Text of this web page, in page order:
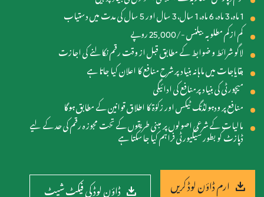
1 ماہ، 3 ماہ، 6 ماہ، 1 سال، 3 سال اور 5 سال کی مدت میں دستیاب
کم ازکم مطلوبہ بیلنس -/25,000 روپے
لاگو شرائط و ضوابط کے مطابق قبل از وقت رقم نکالنے کی اجازت
بقایاجات میں ماہانہ بنیاد پر شرح منافع کا اعلان کیا جاتا ہے
میچورٹی کی بنیاد پرمنافع کی ادائیگی
منافع پر ودہولڈنگ ٹیکس اور زکوٰۃ کا اطلاق قوانین کے مطابق ہوگا
مالیات کے شرعی اصولوں پر مبنی طریقوں کے تحت مجوز ہ رقم کی حد کے لیے
ڈپازٹ کو بطور سیکیورٹی فراہم کیا جاسکتا ہے
ارم ڈاؤن لوڈ کریں ڈاؤن لوڈ کی فیکٹ شیٹ